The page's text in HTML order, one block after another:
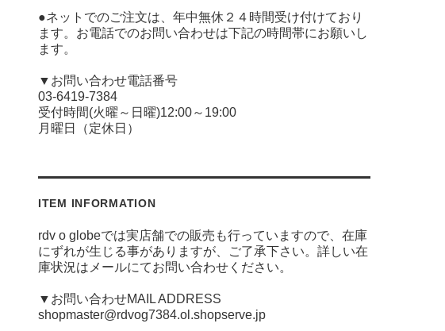
●ネットでのご注文は、年中無休２４時間受け付けており
ます。お電話でのお問い合わせは下記の時間帯にお願いし
ます。
▼お問い合わせ電話番号
03-6419-7384
受付時間(火曜～日曜)12:00～19:00
月曜日（定休日）
ITEM INFORMATION
rdv o globeでは実店舗での販売も行っていますので、在庫
にずれが生じる事がありますが、ご了承下さい。詳しい在
庫状況はメールにてお問い合わせください。
▼お問い合わせMAIL ADDRESS
shopmaster@rdvog7384.ol.shopserve.jp